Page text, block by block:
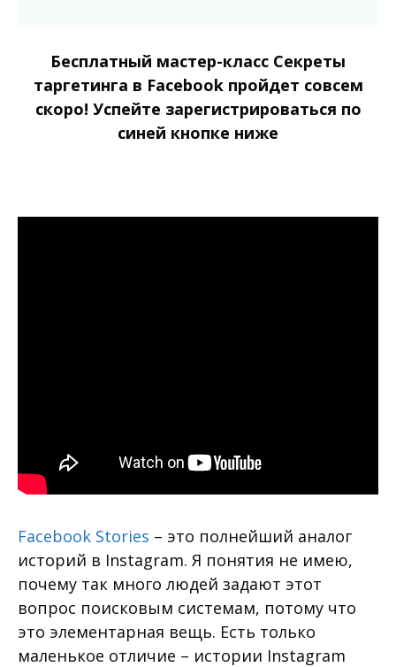
Бесплатный мастер-класс Секреты
таргетинга в Facebook пройдет совсем
скоро! Успейте зарегистрироваться по
синей кнопке ниже
Facebook Stories – это полнейший аналог
историй в Instagram. Я понятия не имею,
почему так много людей задают этот
вопрос поисковым системам, потому что
это элементарная вещь. Есть только
маленькое отличие – истории Instagram